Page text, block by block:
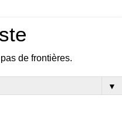
de frontières.
▼